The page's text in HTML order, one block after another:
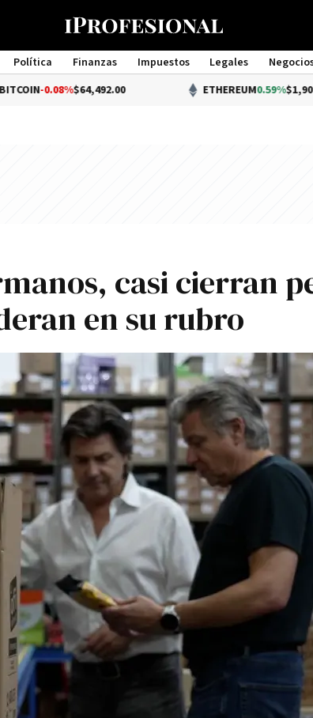
Política Finanzas Impuestos Legales
Management
$64,492.00 ETHEREUM0.59%$1,908.74
casi cierran
en su rubro